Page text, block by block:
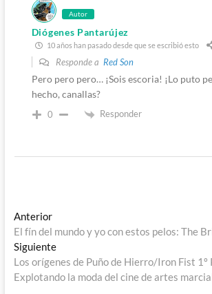
Autor
Diógenes Pantarújez
10 años han pasado desde que se escribió esto
Responde a Red Son
Pero pero pero… ¡Sois escoria! ¡Lo puto
hecho, canallas?
0 Responder
Navegación
de
entradas
AnteriorEntrada
anterior:
El fín del mundo y yo con estos pelos: The
SiguienteEntrada
siguiente:
Los orígenes de Puño de Hierro/Iron Fist 1º
Explotando la moda del cine de artes